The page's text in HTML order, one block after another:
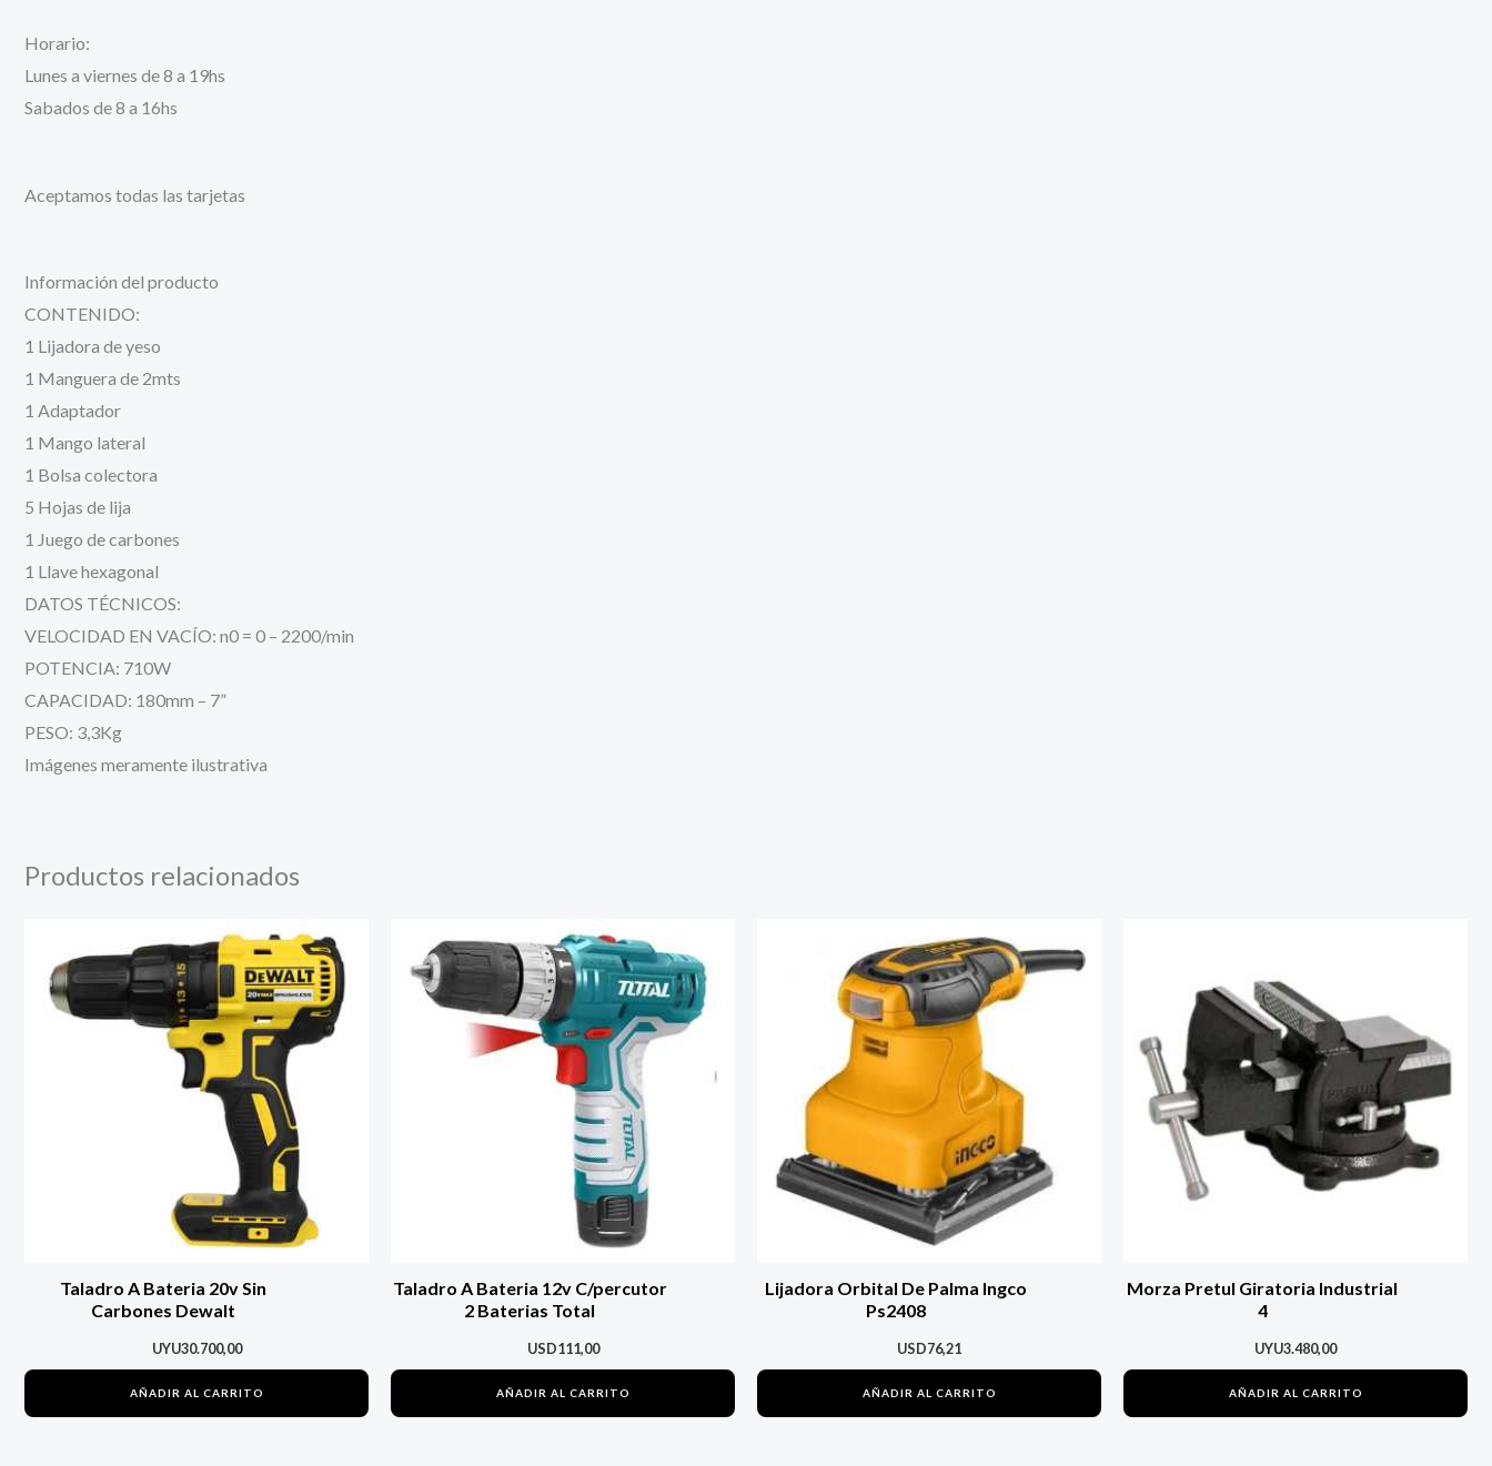
Horario:
Lunes a viernes de 8 a 19hs
Sabados de 8 a 16hs
Aceptamos todas las tarjetas
Información del producto
CONTENIDO:
1 Lijadora de yeso
1 Manguera de 2mts
1 Adaptador
1 Mango lateral
1 Bolsa colectora
5 Hojas de lija
1 Juego de carbones
1 Llave hexagonal
DATOS TÉCNICOS:
VELOCIDAD EN VACÍO: n0 = 0 – 2200/min
POTENCIA: 710W
CAPACIDAD: 180mm – 7”
PESO: 3,3Kg
Imágenes meramente ilustrativa
Productos relacionados
Taladro A Bateria 20v Sin
Carbones Dewalt
UYU30.700,00
AÑADIR AL CARRITO
Taladro A Bateria 12v C/percutor
2 Baterias Total
USD111,00
AÑADIR AL CARRITO
Lijadora Orbital De Palma Ingco
Ps2408
USD76,21
AÑADIR AL CARRITO
Morza Pretul Giratoria Industrial
4
UYU3.480,00
AÑADIR AL CARRITO